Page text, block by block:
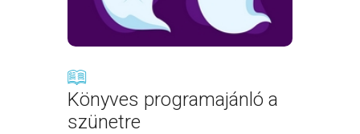
Könyves programajánló a
szünetre